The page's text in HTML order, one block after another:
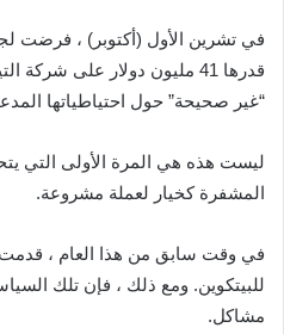
في تشرين الأول (أكتوبر) ، فرضت
قدرها 41 مليون دولار على
“غير صحيحة” حول احتياطياتها
ليست هذه هي المرة الأولى التي
المشفرة كخيار لعملة مشروعة.
في وقت سابق من هذا العام ، قدمت
للبيتكوين. ومع ذلك ، فإن تلك
مشاكل.